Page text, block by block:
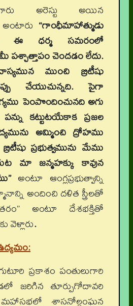
అరెస్టు అయిన
“గాంధీమాహాత్ముడు
ఈ ధర్మ సమరంలో
పశ్చాత్తాపం చెందడం లేదు.
ముంచి బ్రిటీషు
చేయుచున్నది. పైగా
పెంపొందించునది అగు
కట్టుటయేకాక ప్రజల
అమ్మించి ద్రోహము
ప్రభుత్వమును మేము
మా జన్మహక్కు కావున
అంటూ ఆంగ్లప్రభుత్వాన్ని
అందించి దళిత స్త్రీలతో
అంటూ దేశభక్తితో
వెళ్లారు.
:
ప్రకాశం పంతులుగారి
జరిగిన తూర్పుగోదావరి
శాసనోల్లంఘన